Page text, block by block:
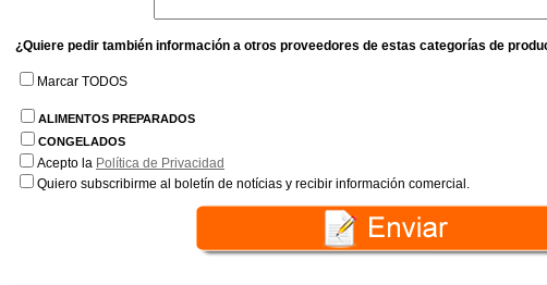
¿Quiere pedir también información a otros proveedores de estas categorías de
Marcar TODOS
ALIMENTOS PREPARADOS
CONGELADOS
Acepto la Política de Privacidad
Quiero subscribirme al boletín de notícias y recibir información comercial.